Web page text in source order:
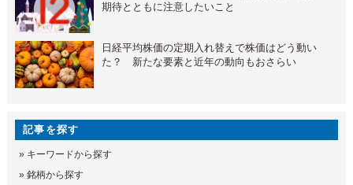
期待とともに注意したいこと
日経平均株価の定期入れ替えで株価はどう動い
た？ 新たな要素と近年の動向もおさらい
記事を探す
» キーワードから探す
» 銘柄から探す